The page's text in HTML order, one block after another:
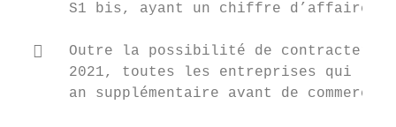
S1 bis, ayant un chiffre d’affaires
   Outre la possibilité de contracter
2021, toutes les entreprises qui le
an supplémentaire avant de commercer